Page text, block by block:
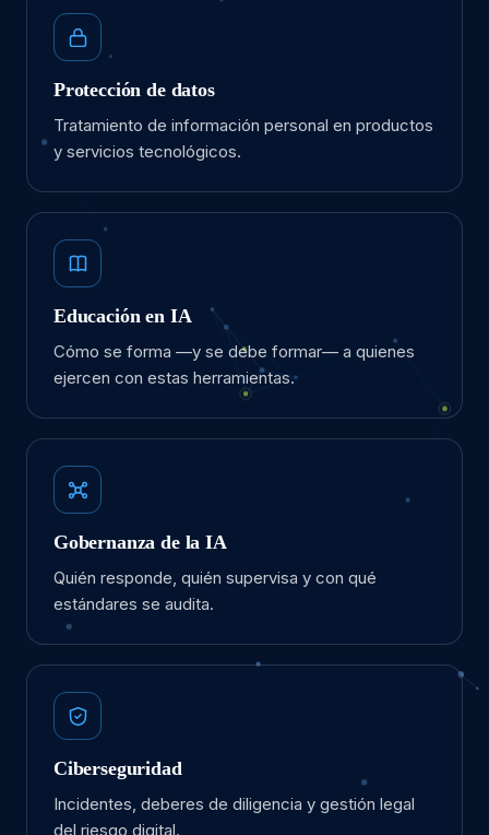
Protección de datos
Tratamiento de información personal en productos
y servicios tecnológicos.
Educación en IA
Cómo se forma —y se debe formar— a quienes
ejercen con estas herramientas.
Gobernanza de la IA
Quién responde, quién supervisa y con qué
estándares se audita.
Ciberseguridad
Incidentes, deberes de diligencia y gestión legal
del riesgo digital.